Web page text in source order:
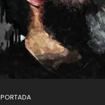
PORTADA